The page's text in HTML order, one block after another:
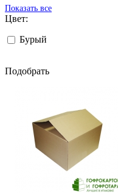
Показать все
Цвет:
Бурый
Подобрать